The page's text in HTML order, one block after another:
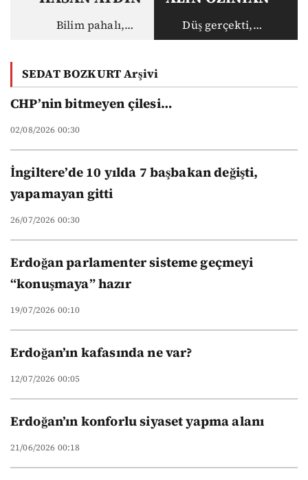
Bilim pahalı,
üniversitelerinin
yeni düzeni
Düş gerçekti,
gerçek haksız
SEDAT BOZKURT Arşivi
CHP’nin bitmeyen çilesi…
02/08/2026 00:30
İngiltere’de 10 yılda 7 başbakan değişti,
yapamayan gitti
26/07/2026 00:30
Erdoğan parlamenter sisteme geçmeyi
“konuşmaya” hazır
19/07/2026 00:10
Erdoğan’ın kafasında ne var?
12/07/2026 00:05
Erdoğan’ın konforlu siyaset yapma alanı
21/06/2026 00:18